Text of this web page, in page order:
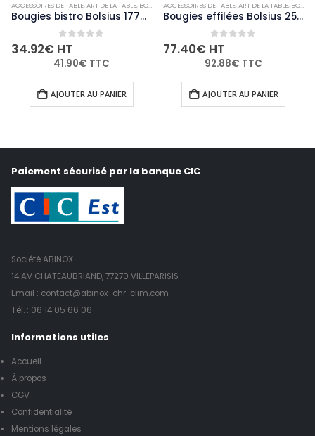
,NON-PALETTISABLE
ACCESSOIRES DE TABLE,ART DE LA TABLE, BOUGIES ET PHOTOPHORES ,NON-PALETTISABLE
Bougies bistro Bolsius 177mm ivoire (Lot de 45)
0out of 5
34.92€ HT
41.90€ TTC
AJOUTER AU PANIER
ACCESSOIRES DE TABLE,ART DE LA TABLE, BOUGIES ET PHOTOPHORES
Bougies effilées Bolsius 254mm blanches (Lot de 100)
0out of 5
77.40€ HT
92.88€ TTC
AJOUTER AU PANIER
Paiement sécurisé par la banque CIC
Société ABINOX
14 AV CHATEAUBRIAND, 77270 VILLEPARISIS
Email : contact@abinox-chr-clim.com
Tél. : 06 14 05 66 06
Informations utiles
Accueil
À propos
CGV
Confidentialité
Mentions légales